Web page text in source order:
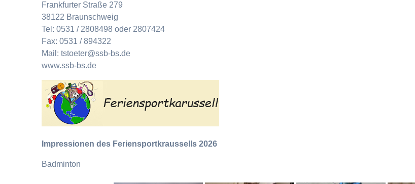
Frankfurter Straße 279
38122 Braunschweig
Tel: 0531 / 2808498 oder 2807424
Fax: 0531 / 894322
Mail: tstoeter@ssb-bs.de
www.ssb-bs.de
Impressionen des Feriensportkraussells 2026
Badminton